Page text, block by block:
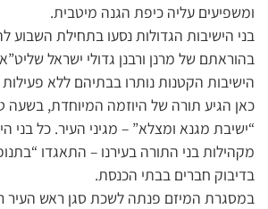
ומשפיעים עליה כיפת הגנה מיטבית.
בני הישיבות הגדולות נסעו בתחילת השבוע
בהוראתם של מרנן ורבנן גדולי ישראל
הישיבות הקטנות נותרו בבתיהם ללא
כאן הגיע תורה של היוזמה המיוחדת, בשעה
“ישיבת מגנא ומצלא” – מגיני העיר. כל בני
מקהילות בני התורה בעירנו – התאגדו
בדיבוק חברים בבתי הכנסת.
במסגרת המיזם פנתה לשכת סגן ראש העיר